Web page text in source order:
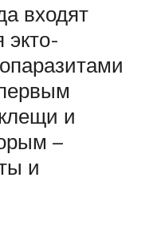
входят
экто-
и
–
и